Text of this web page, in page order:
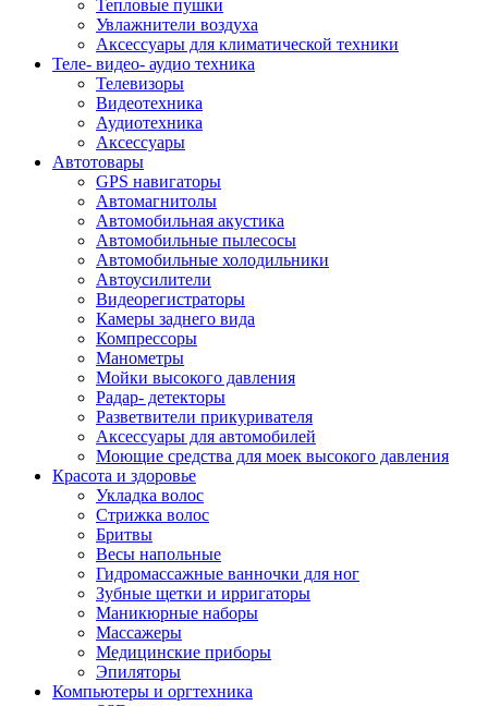
Тепловые пушки
Увлажнители воздуха
Аксессуары для климатической техники
Теле- видео- аудио техника
Телевизоры
Видеотехника
Аудиотехника
Аксессуары
Автотовары
GPS навигаторы
Автомагнитолы
Автомобильная акустика
Автомобильные пылесосы
Автомобильные холодильники
Автоусилители
Видеорегистраторы
Камеры заднего вида
Компрессоры
Манометры
Мойки высокого давления
Радар- детекторы
Разветвители прикуривателя
Аксессуары для автомобилей
Моющие средства для моек высокого давления
Красота и здоровье
Укладка волос
Стрижка волос
Бритвы
Весы напольные
Гидромассажные ванночки для ног
Зубные щетки и ирригаторы
Маникюрные наборы
Массажеры
Медицинские приборы
Эпиляторы
Компьютеры и оргтехника